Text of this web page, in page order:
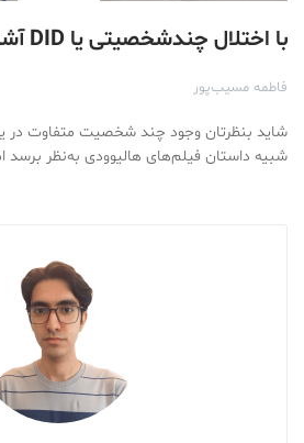
با اختلال چندشخصیتی یا DID آشنا شوید!
فاطمه مسیب‌پور
شاید بنظرتان وجود چند شخصیت متفاوت در
شبیه داستان‌ فیلم‌های هالیوودی به‌نظر برسد